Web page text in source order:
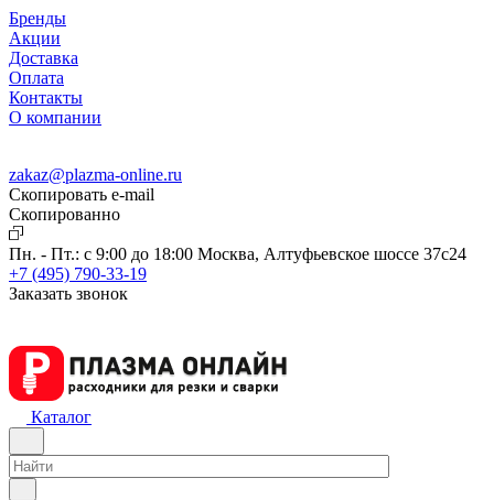
Бренды
Акции
Доставка
Оплата
Контакты
О компании
zakaz@plazma-online.ru
Скопировать e-mail
Cкопированно
Пн. - Пт.: с 9:00 до 18:00 Москва, Алтуфьевское шоссе 37с24
+7 (495) 790-33-19
Заказать звонок
Каталог